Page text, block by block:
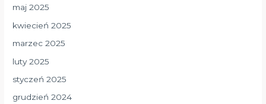
maj 2025
kwiecień 2025
marzec 2025
luty 2025
styczeń 2025
grudzień 2024